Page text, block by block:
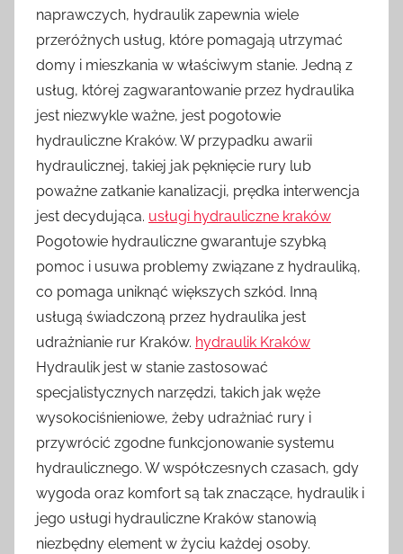
naprawczych, hydraulik zapewnia wiele
przeróżnych usług, które pomagają utrzymać
domy i mieszkania w właściwym stanie. Jedną z
usług, której zagwarantowanie przez hydraulika
jest niezwykle ważne, jest pogotowie
hydrauliczne Kraków. W przypadku awarii
hydraulicznej, takiej jak pęknięcie rury lub
poważne zatkanie kanalizacji, prędka interwencja
jest decydująca. usługi hydrauliczne kraków
Pogotowie hydrauliczne gwarantuje szybką
pomoc i usuwa problemy związane z hydrauliką,
co pomaga uniknąć większych szkód. Inną
usługą świadczoną przez hydraulika jest
udrażnianie rur Kraków. hydraulik Kraków
Hydraulik jest w stanie zastosować
specjalistycznych narzędzi, takich jak węże
wysokociśnieniowe, żeby udrażniać rury i
przywrócić zgodne funkcjonowanie systemu
hydraulicznego. W współczesnych czasach, gdy
wygoda oraz komfort są tak znaczące, hydraulik i
jego usługi hydrauliczne Kraków stanowią
niezbędny element w życiu każdej osoby.